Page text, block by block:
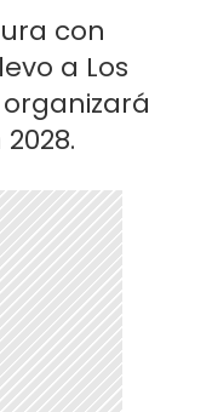
con
a Los